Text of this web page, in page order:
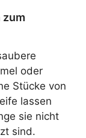
oder
Stücke von
lassen
sie nicht
sind.